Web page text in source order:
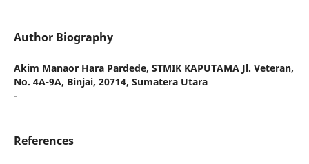
Author Biography
Akim Manaor Hara Pardede, STMIK KAPUTAMA Jl. Veteran,
No. 4A-9A, Binjai, 20714, Sumatera Utara
-
References